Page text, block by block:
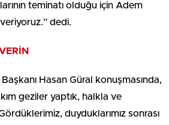
teminatı olduğu için Adem
dedi.
Hasan Güral konuşmasında,
geziler yaptık, halkla ve
duyduklarımız sonrası